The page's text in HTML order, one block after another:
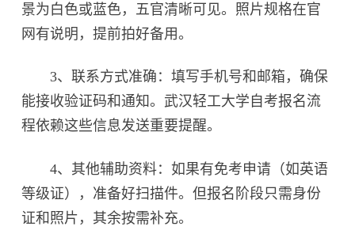
景为白色或蓝色，五官清晰可见。照片规格在官
网有说明，提前拍好备用。
3、联系方式准确：填写手机号和邮箱，确保
能接收验证码和通知。武汉轻工大学自考报名流
程依赖这些信息发送重要提醒。
4、其他辅助资料：如果有免考申请（如英语
等级证），准备好扫描件。但报名阶段只需身份
证和照片，其余按需补充。